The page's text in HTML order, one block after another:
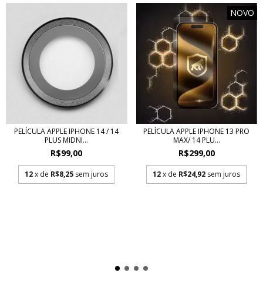
PELÍCULA APPLE IPHONE 14 / 14
PLUS MIDNI...
R$99,00
12x de R$8,25 sem juros
NOVO
PELÍCULA APPLE IPHONE 13 PRO
MAX/ 14 PLU...
R$299,00
12x de R$24,92 sem juros